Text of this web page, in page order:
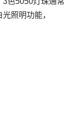
照明功能，